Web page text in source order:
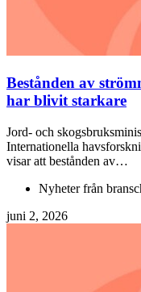
Bestånden av
har blivit starkare
Jord- och
Internationella
visar att bestånden av…
Nyheter från
juni 2, 2026